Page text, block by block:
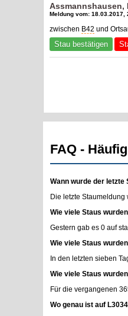
Assmannshausen,
Meldung vom: 18.03.2017,
zwischen B42 und
Stau bestätigen
FAQ -
Wann wurde der letzte
Die letzte
Wie viele Staus
Gestern gab es 0 auf
Wie viele Staus
In den letzten sieben
Wie viele Staus
Für die vergangenen
Wo genau ist auf